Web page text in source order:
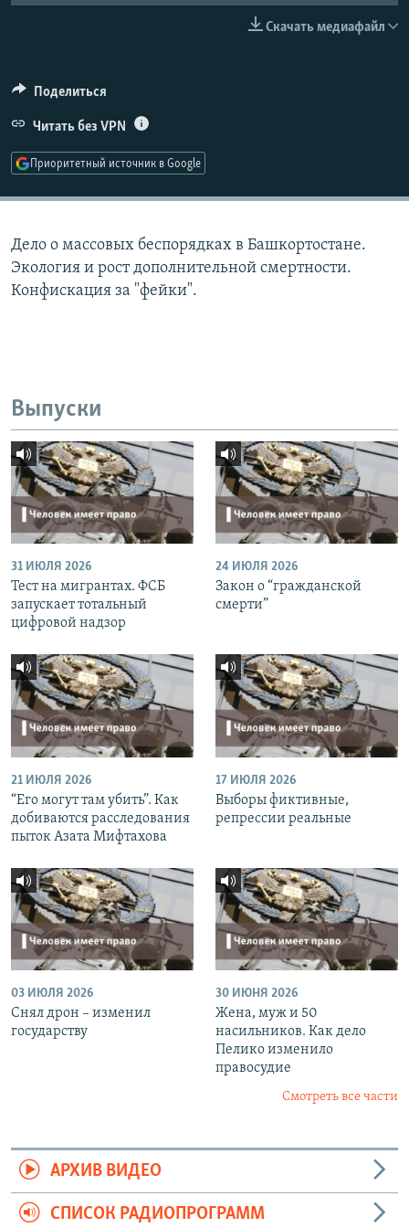
СОЦИАЛЬНЫЕ СЕТИ
Скачать медиафайл
Поделиться
Читать без VPN
Приоритетный источник в Google
Дело о массовых беспорядках в Башкортостане.
Экология и рост дополнительной смертности.
Конфискация за "фейки".
Выпуски
31 ИЮЛЯ 2026
Тест на мигрантах. ФСБ
запускает тотальный
цифровой надзор
24 ИЮЛЯ 2026
Закон о “гражданской
смерти”
21 ИЮЛЯ 2026
“Его могут там убить”. Как
добиваются расследования
пыток Азата Мифтахова
17 ИЮЛЯ 2026
Выборы фиктивные,
репрессии реальные
03 ИЮЛЯ 2026
Снял дрон – изменил
государству
30 ИЮНЯ 2026
Жена, муж и 50
насильников. Как дело
Пелико изменило
правосудие
Смотреть все части
АРХИВ ВИДЕО
СПИСОК РАДИОПРОГРАММ